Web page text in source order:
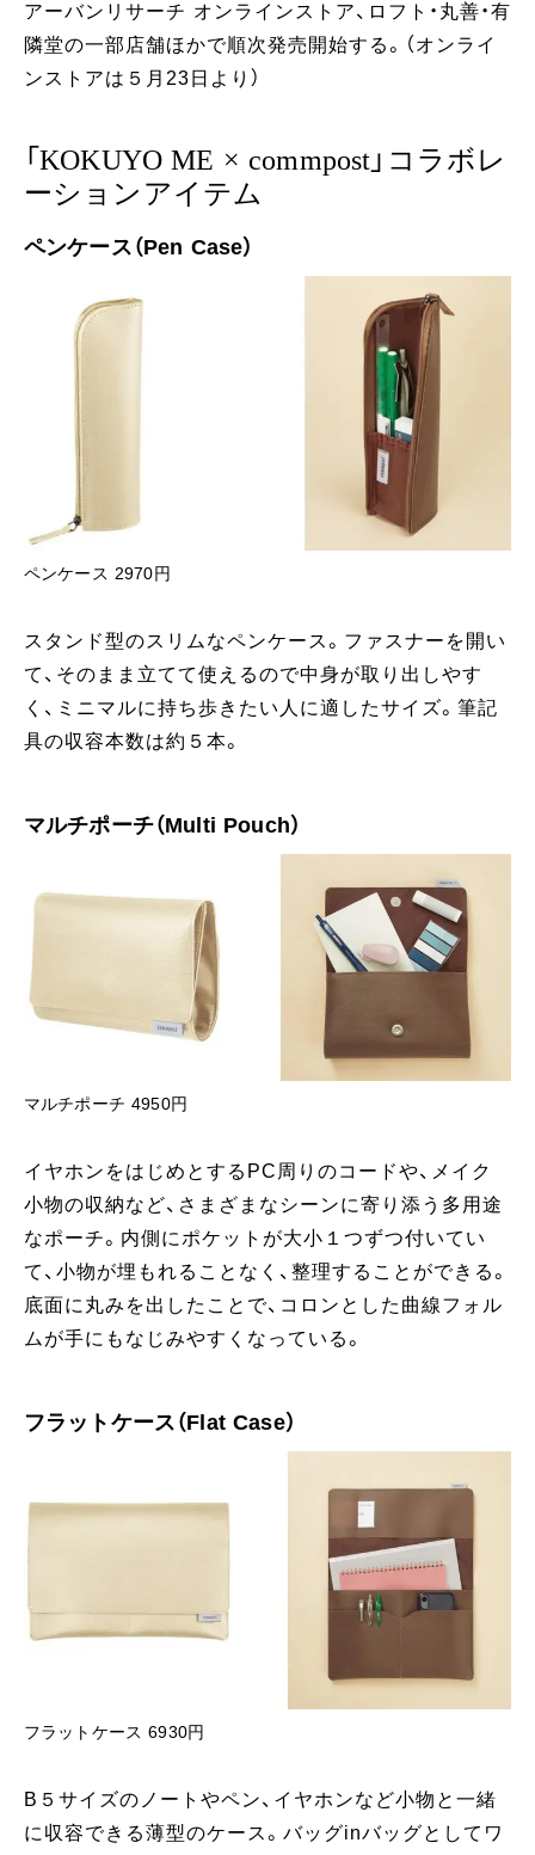
アーバンリサーチ オンラインストア、ロフト・丸善・有
隣堂の一部店舗ほかで順次発売開始する。（オンライ
ンストアは５月23日より）
「KOKUYO ME × commpost」コラボレ
ーションアイテム
ペンケース（Pen Case）
ペンケース 2970円
スタンド型のスリムなペンケース。ファスナーを開い
て、そのまま立てて使えるので中身が取り出しやす
く、ミニマルに持ち歩きたい人に適したサイズ。筆記
具の収容本数は約５本。
マルチポーチ（Multi Pouch）
マルチポーチ 4950円
イヤホンをはじめとするPC周りのコードや、メイク
小物の収納など、さまざまなシーンに寄り添う多用途
なポーチ。内側にポケットが大小１つずつ付いてい
て、小物が埋もれることなく、整理することができる。
底面に丸みを出したことで、コロンとした曲線フォル
ムが手にもなじみやすくなっている。
フラットケース（Flat Case）
フラットケース 6930円
B５サイズのノートやペン、イヤホンなど小物と一緒
に収容できる薄型のケース。バッグinバッグとしてワ